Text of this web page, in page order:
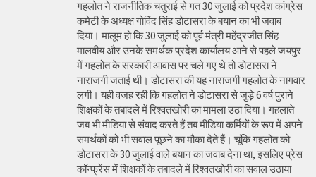
गहलोत ने राजनीतिक चतुराई से गत 30 जुलाई को प्रदेश कांग्रेस
कमेटी के अध्यक्ष गोविंद सिंह डोटासरा के बयान का भी जवाब
दिया। मालूम हो कि 30 जुलाई को पूर्व मंत्री महेंद्रजीत सिंह
मालवीय और उनके समर्थक प्रदेश कार्यालय आने से पहले जयपुर
में गहलोत के सरकारी आवास पर चले गए थे तो डोटासरा ने
नाराजगी जताई थी। डोटासरा की यह नाराजगी गहलोत के नागवार
लगी। यही वजह रही कि गहलोत ने डोटासरा से जुड़े 6 वर्ष पुराने
शिक्षकों के तबादले में रिश्वतखोरी का मामला उठा दिया। गहलाते
जब भी मीडिया से संवाद करते हैं तब मीडिया कर्मियों के रूप में अपने
समर्थकों को भी सवाल पूछने का मौका देते हैं। चूंकि गहलोत को
डोटासरा के 30 जुलाई वाले बयान का जवाब देना था, इसलिए प्रेस
कॉन्फ्रेंस में शिक्षकों के तबादले में रिश्वतखोरी का सवाल उठाया